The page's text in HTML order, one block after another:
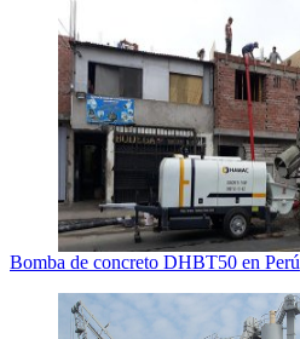
Bomba de concreto DHBT50 en Perú